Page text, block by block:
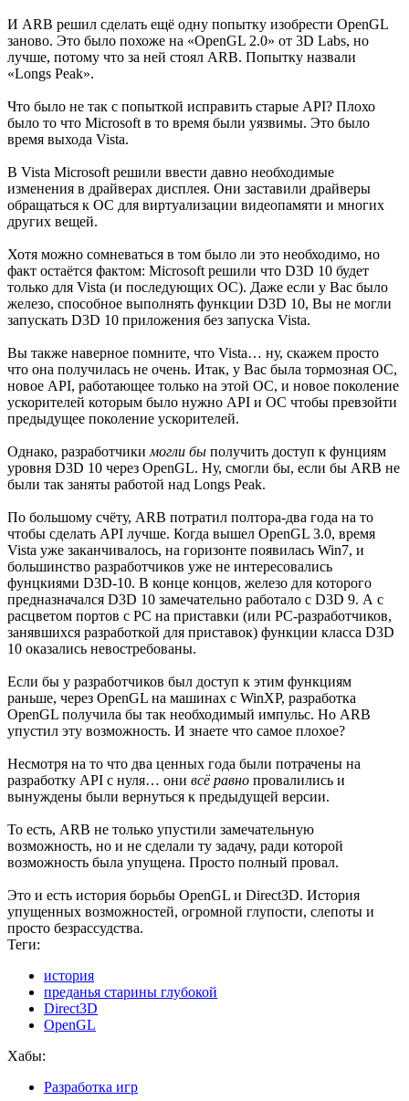
И ARB решил сделать ещё одну попытку изобрести OpenGL
заново. Это было похоже на «OpenGL 2.0» от 3D Labs, но
лучше, потому что за ней стоял ARB. Попытку назвали
«Longs Peak».
Что было не так с попыткой исправить старые API? Плохо
было то что Microsoft в то время были уязвимы. Это было
время выхода Vista.
В Vista Microsoft решили ввести давно необходимые
изменения в драйверах дисплея. Они заставили драйверы
обращаться к ОС для виртуализации видеопамяти и многих
других вещей.
Хотя можно сомневаться в том было ли это необходимо, но
факт остаётся фактом: Microsoft решили что D3D 10 будет
только для Vista (и последующих ОС). Даже если у Вас было
железо, способное выполнять функции D3D 10, Вы не могли
запускать D3D 10 приложения без запуска Vista.
Вы также наверное помните, что Vista… ну, скажем просто
что она получилась не очень. Итак, у Вас была тормозная ОС,
новое API, работающее только на этой ОС, и новое поколение
ускорителей которым было нужно API и ОС чтобы превзойти
предыдущее поколение ускорителей.
Однако, разработчики могли бы получить доступ к фунциям
уровня D3D 10 через OpenGL. Ну, смогли бы, если бы ARB не
были так заняты работой над Longs Peak.
По большому счёту, ARB потратил полтора-два года на то
чтобы сделать API лучше. Когда вышел OpenGL 3.0, время
Vista уже заканчивалось, на горизонте появилась Win7, и
большинство разработчиков уже не интересовались
фунцкиями D3D-10. В конце концов, железо для которого
предназначался D3D 10 замечательно работало с D3D 9. А с
расцветом портов с PC на приставки (или PC-разработчиков,
занявшихся разработкой для приставок) функции класса D3D
10 оказались невостребованы.
Если бы у разработчиков был доступ к этим функциям
раньше, через OpenGL на машинах с WinXP, разработка
OpenGL получила бы так необходимый импульс. Но ARB
упустил эту возможность. И знаете что самое плохое?
Несмотря на то что два ценных года были потрачены на
разработку API с нуля… они всё равно провалились и
вынуждены были вернуться к предыдущей версии.
То есть, ARB не только упустили замечательную
возможность, но и не сделали ту задачу, ради которой
возможность была упущена. Просто полный провал.
Это и есть история борьбы OpenGL и Direct3D. История
упущенных возможностей, огромной глупости, слепоты и
просто безрассудства.
Теги:
история
преданья старины глубокой
Direct3D
OpenGL
Хабы:
Разработка игр